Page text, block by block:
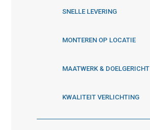
SNELLE LEVERING
MONTEREN OP LOCATIE
MAATWERK & DOELGERICHT
KWALITEIT VERLICHTING